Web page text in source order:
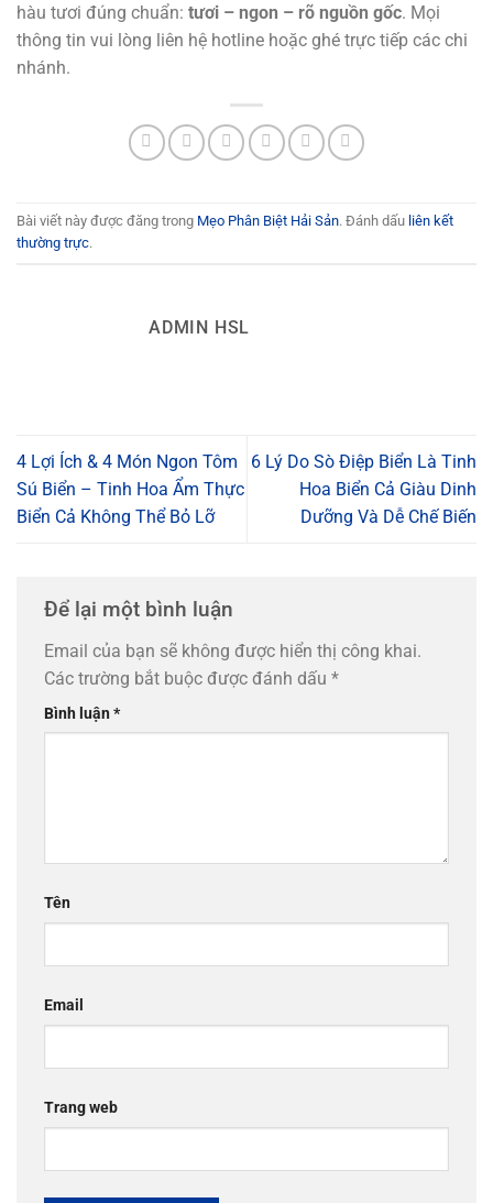
hàu tươi đúng chuẩn: tươi – ngon – rõ nguồn gốc. Mọi
thông tin vui lòng liên hệ hotline hoặc ghé trực tiếp các chi
nhánh.
Bài viết này được đăng trong Mẹo Phân Biệt Hải Sản. Đánh dấu liên kết
thường trực.
ADMIN HSL
4 Lợi Ích & 4 Món Ngon Tôm
Sú Biển – Tinh Hoa Ẩm Thực
Biển Cả Không Thể Bỏ Lỡ
6 Lý Do Sò Điệp Biển Là Tinh
Hoa Biển Cả Giàu Dinh
Dưỡng Và Dễ Chế Biến
Để lại một bình luận
Email của bạn sẽ không được hiển thị công khai.
Các trường bắt buộc được đánh dấu *
Bình luận*
Tên
Email
Trang web